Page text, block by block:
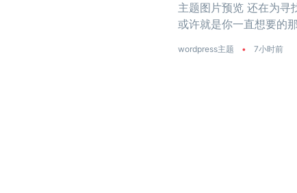
主题图片预览 还在为寻
或许就是你一直想要的
wordpress主题 • 7小时前